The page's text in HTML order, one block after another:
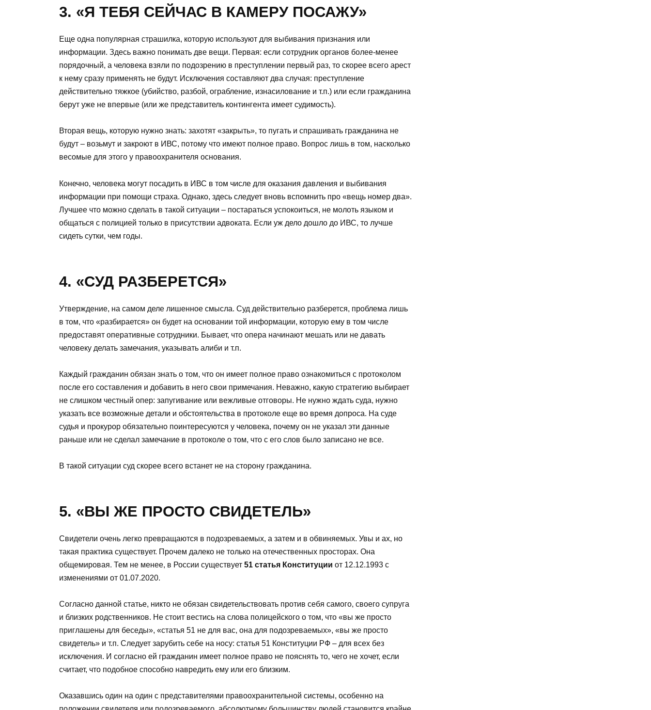
3. «Я ТЕБЯ СЕЙЧАС В КАМЕРУ ПОСАЖУ»
Еще одна популярная страшилка, которую используют для выбивания признания или
информации. Здесь важно понимать две вещи. Первая: если сотрудник органов более-менее
порядочный, а человека взяли по подозрению в преступлении первый раз, то скорее всего арест
к нему сразу применять не будут. Исключения составляют два случая: преступление
действительно тяжкое (убийство, разбой, ограбление, изнасилование и т.п.) или если гражданина
берут уже не впервые (или же представитель контингента имеет судимость).
Вторая вещь, которую нужно знать: захотят «закрыть», то пугать и спрашивать гражданина не
будут – возьмут и закроют в ИВС, потому что имеют полное право. Вопрос лишь в том, насколько
весомые для этого у правоохранителя основания.
Конечно, человека могут посадить в ИВС в том числе для оказания давления и выбивания
информации при помощи страха. Однако, здесь следует вновь вспомнить про «вещь номер два».
Лучшее что можно сделать в такой ситуации – постараться успокоиться, не молоть языком и
общаться с полицией только в присутствии адвоката. Если уж дело дошло до ИВС, то лучше
сидеть сутки, чем годы.
4. «СУД РАЗБЕРЕТСЯ»
Утверждение, на самом деле лишенное смысла. Суд действительно разберется, проблема лишь
в том, что «разбирается» он будет на основании той информации, которую ему в том числе
предоставят оперативные сотрудники. Бывает, что опера начинают мешать или не давать
человеку делать замечания, указывать алиби и т.п.
Каждый гражданин обязан знать о том, что он имеет полное право ознакомиться с протоколом
после его составления и добавить в него свои примечания. Неважно, какую стратегию выбирает
не слишком честный опер: запугивание или вежливые отговоры. Не нужно ждать суда, нужно
указать все возможные детали и обстоятельства в протоколе еще во время допроса. На суде
судья и прокурор обязательно поинтересуются у человека, почему он не указал эти данные
раньше или не сделал замечание в протоколе о том, что с его слов было записано не все.
В такой ситуации суд скорее всего встанет не на сторону гражданина.
5. «ВЫ ЖЕ ПРОСТО СВИДЕТЕЛЬ»
Свидетели очень легко превращаются в подозреваемых, а затем и в обвиняемых. Увы и ах, но
такая практика существует. Прочем далеко не только на отечественных просторах. Она
общемировая. Тем не менее, в России существует 51 статья Конституции от 12.12.1993 с
изменениями от 01.07.2020.
Согласно данной статье, никто не обязан свидетельствовать против себя самого, своего супруга
и близких родственников. Не стоит вестись на слова полицейского о том, что «вы же просто
приглашены для беседы», «статья 51 не для вас, она для подозреваемых», «вы же просто
свидетель» и т.п. Следует зарубить себе на носу: статья 51 Конституции РФ – для всех без
исключения. И согласно ей гражданин имеет полное право не пояснять то, чего не хочет, если
считает, что подобное способно навредить ему или его близким.
Оказавшись один на один с представителями правоохранительной системы, особенно на